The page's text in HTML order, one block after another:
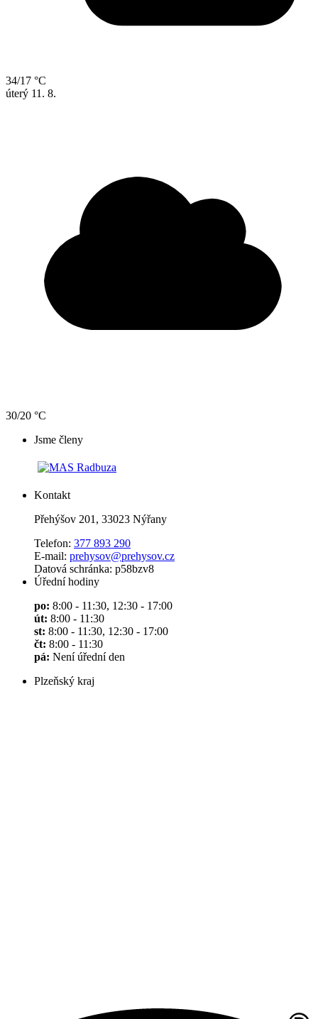
34/17 °C
úterý 11. 8.
30/20 °C
Jsme členy
Kontakt
Přehýšov 201, 33023 Nýřany
Telefon: 377 893 290
E-mail: prehysov@prehysov.cz
Datová schránka: p58bzv8
Úřední hodiny
po: 8:00 - 11:30, 12:30 - 17:00
út: 8:00 - 11:30
st: 8:00 - 11:30, 12:30 - 17:00
čt: 8:00 - 11:30
pá: Není úřední den
Plzeňský kraj